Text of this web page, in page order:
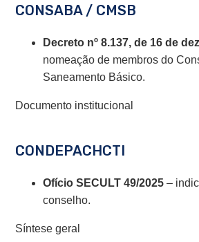
CONSABA / CMSB
Decreto nº 8.137, de 16 de
nomeação de membros do
Saneamento Básico.
Documento institucional
CONDEPACHCTI
Ofício SECULT 49/2025 –
conselho.
Síntese geral